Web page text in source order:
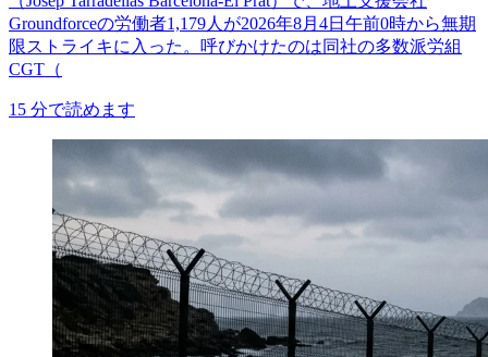
Groundforceの労働者1,179人が2026年8月4日午前0時から無期
限ストライキに入った。呼びかけたのは同社の多数派労組
CGT（
15 分で読めます